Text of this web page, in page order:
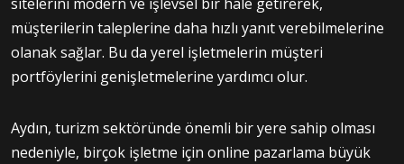
müşterilerin taleplerine daha hızlı yanıt verebilmelerine
olanak sağlar. Bu da yerel işletmelerin müşteri
portföylerini genişletmelerine yardımcı olur.
Aydın, turizm sektöründe önemli bir yere sahip olması
nedeniyle, birçok işletme için online pazarlama büyük